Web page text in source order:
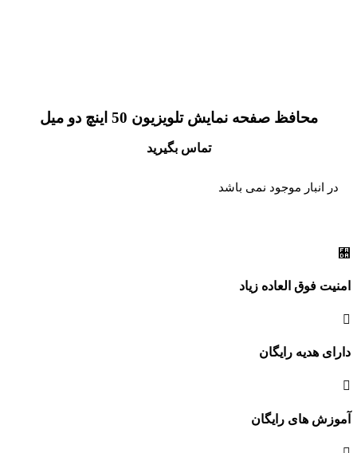
محافظ صفحه نمایش تلویزیون 50 اینچ دو میل
تماس بگیرید
در انبار موجود نمی باشد
امنیت فوق العاده زیاد
دارای هدیه رایگان
آموزش های رایگان